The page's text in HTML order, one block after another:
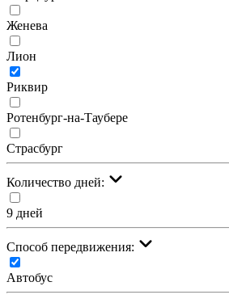
Женева
Лион
Риквир
Ротенбург-на-Таубере
Страсбург
Количество дней:
9 дней
Cпособ передвижения:
Автобус